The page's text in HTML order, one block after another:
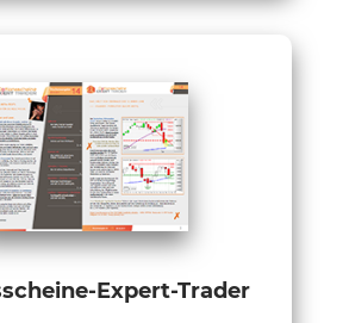
Expert-Trader